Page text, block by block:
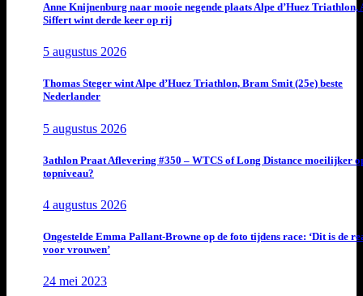
Anne Knijnenburg naar mooie negende plaats Alpe d’Huez Triathlon,
Siffert wint derde keer op rij
5 augustus 2026
Thomas Steger wint Alpe d’Huez Triathlon, Bram Smit (25e) beste
Nederlander
5 augustus 2026
3athlon Praat Aflevering #350 – WTCS of Long Distance moeilijker
topniveau?
4 augustus 2026
Ongestelde Emma Pallant-Browne op de foto tijdens race: ‘Dit is de
voor vrouwen’
24 mei 2023